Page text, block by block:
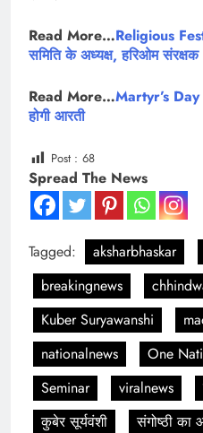
Read More…Religious
समिति के अध्यक्ष, हरिओम संरक्षक
Read More…Martyr’s Day
होगी आरती
Post : 68
Spread The News
Tagged: aksharbhaskar
breakingnews
Kuber Suryawanshi
nationalnews
One
Seminar
viralnews
कुबेर सूर्यवंशी
संगोष्ठी का